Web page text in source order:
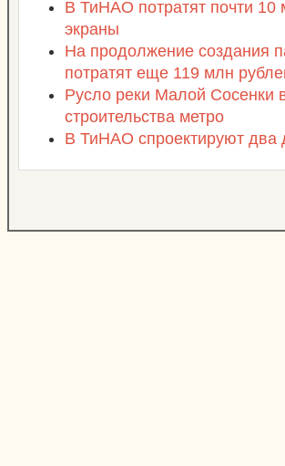
В ТиНАО потратят почти
экраны
На продолжение создания
потратят еще 119 млн
Русло реки Малой Сосенки
строительства метро
В ТиНАО спроектируют два